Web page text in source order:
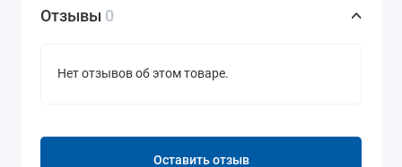
Отзывы 0
Нет отзывов об этом товаре.
Оставить отзыв